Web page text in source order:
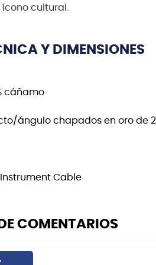
cultural.
Y DIMENSIONES
cáñamo
ángulo chapados en oro de
Cable